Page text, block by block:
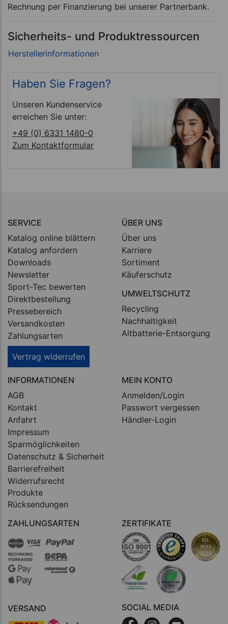
Rechnung per Finanzierung bei unserer Partnerbank.
Sicherheits- und Produktressourcen
Haben Sie Fragen?
Unseren Kundenservice
erreichen Sie unter:
+49 (0) 6331 1480-0
Zum Kontaktformular
SERVICE
Katalog online blättern
Katalog anfordern
Downloads
Newsletter
Sport-Tec bewerten
Direktbestellung
Pressebereich
Versandkosten
Zahlungsarten
Vertrag widerrufen
ÜBER UNS
Über uns
Karriere
Sortiment
Käuferschutz
UMWELTSCHUTZ
Recycling
Nachhaltigkeit
Altbatterie-Entsorgung
INFORMATIONEN
AGB
Kontakt
Anfahrt
Impressum
Sparmöglichkeiten
Datenschutz & Sicherheit
Barrierefreiheit
Widerrufsrecht
Produkte
Rücksendungen
MEIN KONTO
Anmelden/Login
Passwort vergessen
Händler-Login
ZAHLUNGSARTEN
VERSAND
ZERTIFIKATE
SOCIAL MEDIA